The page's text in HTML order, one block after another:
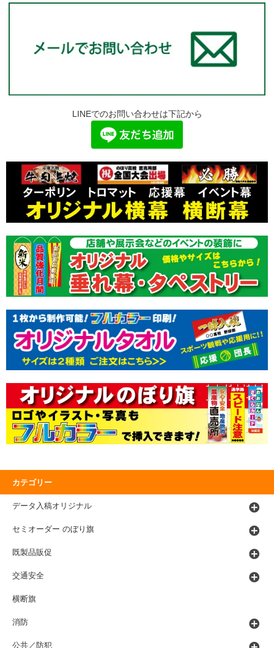
LINEでのお問い合わせは下記から
カテゴリー
データ入稿オリジナル
セミオーダー のぼり旗
既製品販促
交通安全
横断旗
消防
公共／防犯